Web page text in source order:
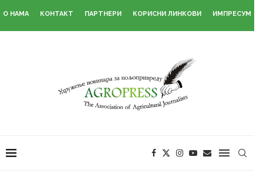
О НАМА КОНТАКТ ПАРТНЕРИ КОРИСНИ ЛИНКОВИ ИМПРЕСУМ